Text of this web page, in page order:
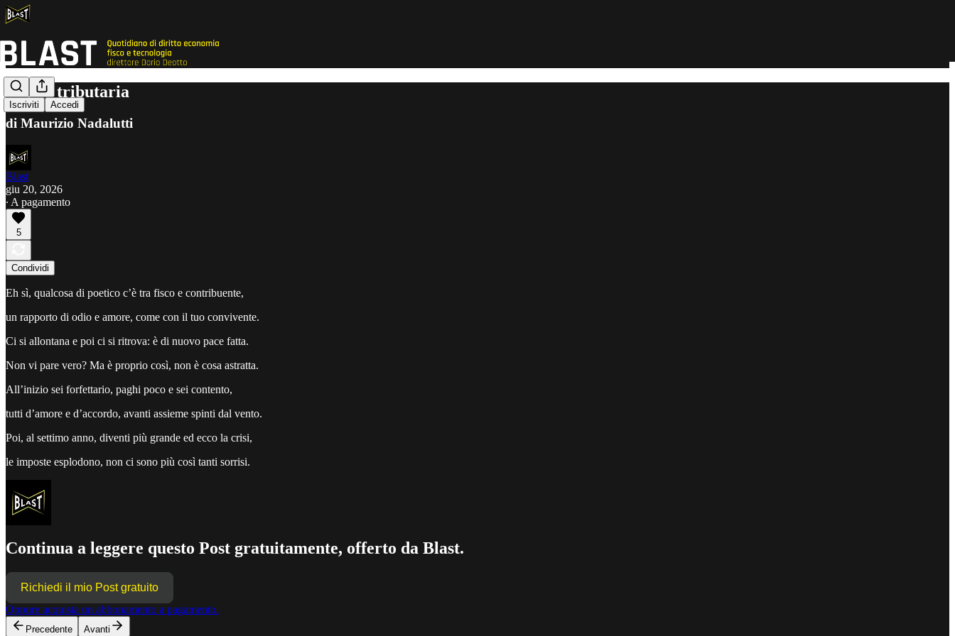
Iscriviti Accedi
Poesia tributaria
di Maurizio Nadalutti
Blast
giu 20, 2026
∙ A pagamento
5
Condividi
Eh sì, qualcosa di poetico c’è tra fisco e contribuente,
un rapporto di odio e amore, come con il tuo convivente.
Ci si allontana e poi ci si ritrova: è di nuovo pace fatta.
Non vi pare vero? Ma è proprio così, non è cosa astratta.
All’inizio sei forfettario, paghi poco e sei contento,
tutti d’amore e d’accordo, avanti assieme spinti dal vento.
Poi, al settimo anno, diventi più grande ed ecco la crisi,
le imposte esplodono, non ci sono più così tanti sorrisi.
Continua a leggere questo Post gratuitamente, offerto da Blast.
Richiedi il mio Post gratuito
Oppure acquista un abbonamento a pagamento.
Precedente Avanti